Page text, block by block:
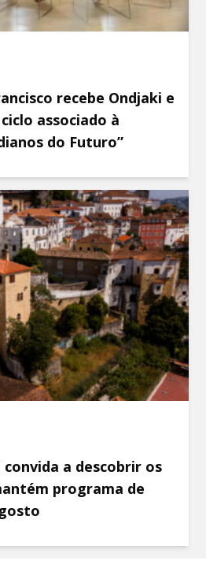
recebe Ondjaki e
associado à
do Futuro”
convida a descobrir os
programa de